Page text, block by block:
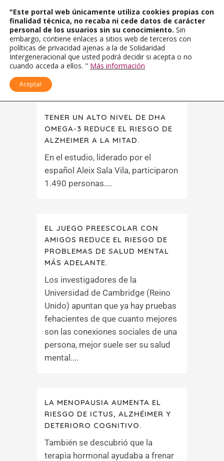
TENER UN ALTO NIVEL DE DHA
OMEGA-3 REDUCE EL RIESGO DE
ALZHEIMER A LA MITAD.
En el estudio, liderado por el
español Aleix Sala Vila, participaron
1.490 personas....
EL JUEGO PREESCOLAR CON
AMIGOS REDUCE EL RIESGO DE
PROBLEMAS DE SALUD MENTAL
MÁS ADELANTE.
Los investigadores de la
Universidad de Cambridge (Reino
Unido) apuntan que ya hay pruebas
fehacientes de que cuanto mejores
son las conexiones sociales de una
persona, mejor suele ser su salud
mental....
LA MENOPAUSIA AUMENTA EL
RIESGO DE ICTUS, ALZHÉIMER Y
DETERIORO COGNITIVO.
También se descubrió que la
terapia hormonal ayudaba a frenar
"Este portal web únicamente utiliza cookies propias con
finalidad técnica, no recaba ni cede datos de carácter
personal de los usuarios sin su conocimiento. Sin
embargo, contiene enlaces a sitios web de terceros con
políticas de privacidad ajenas a la de Solidaridad
Intergeneracional que usted podrá decidir si acepta o no
cuando acceda a ellos. " Más información
Aceptar